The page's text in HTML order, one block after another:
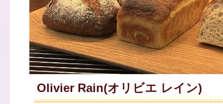
Olivier Rain(オリビエ レイン)